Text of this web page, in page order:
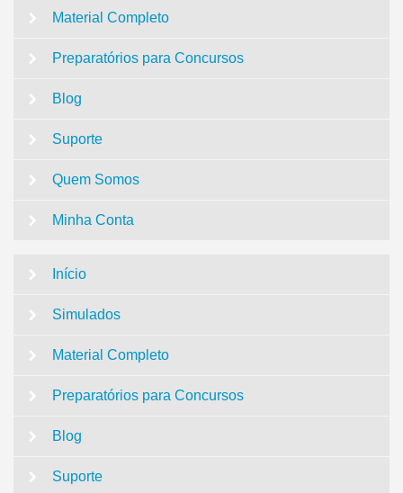
Material Completo
Preparatórios para Concursos
Blog
Suporte
Quem Somos
Minha Conta
Início
Simulados
Material Completo
Preparatórios para Concursos
Blog
Suporte